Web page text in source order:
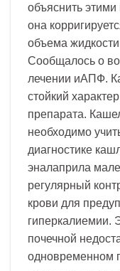
объяснить
она
объема
Сообщалось о
лечении иАПФ.
стойкий
препарата.
необходимо
диагностике
эналаприла
регулярный
крови для
гиперкалиемии.
почечной
одновременном